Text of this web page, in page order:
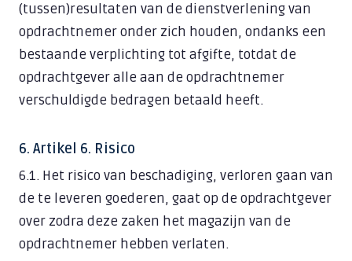
(tussen)resultaten van de dienstverlening van
opdrachtnemer onder zich houden, ondanks een
bestaande verplichting tot afgifte, totdat de
opdrachtgever alle aan de opdrachtnemer
verschuldigde bedragen betaald heeft.
6. Artikel 6. Risico
6.1. Het risico van beschadiging, verloren gaan van
de te leveren goederen, gaat op de opdrachtgever
over zodra deze zaken het magazijn van de
opdrachtnemer hebben verlaten.